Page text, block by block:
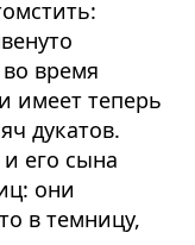
время
имеет теперь
дукатов.
его сына
они
в темницу,